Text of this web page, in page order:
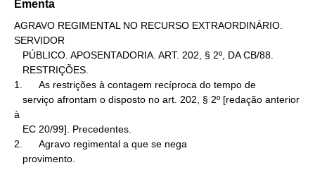
Ementa
AGRAVO REGIMENTAL NO RECURSO EXTRAORDINÁRIO.
SERVIDOR
1.      As restrições à contagem recíproca do tempo de
à
2.      Agravo regimental a que se nega
   provimento.